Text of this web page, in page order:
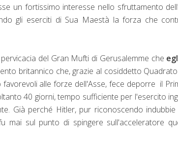
un fortissimo interesse nello sfruttamento
gli eserciti di Sua Maestà la forza che
del Gran Mufti di Gerusalemme che
britannico che, grazie al cosiddetto
alle forze dell'Asse, fece deporre il
40 giorni, tempo sufficiente per l'esercito
Già perché Hitler, pur riconoscendo
mai sul punto di spingere sull'acceleratore